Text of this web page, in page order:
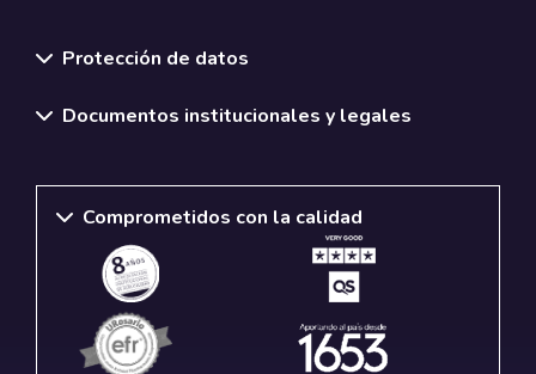
Protección de datos
Documentos institucionales y legales
Comprometidos con la calidad